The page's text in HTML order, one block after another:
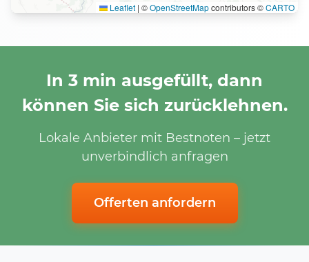
Leaflet | ©OpenStreetMapcontributors ©CARTO
In 3 min ausgefüllt, dann
können Sie sich zurücklehnen.
Lokale Anbieter mit Bestnoten – jetzt
unverbindlich anfragen
Offerten anfordern